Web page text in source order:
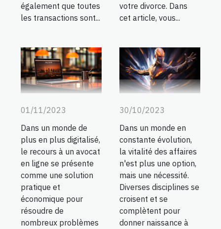
également que toutes
les transactions sont...
votre divorce. Dans
cet article, vous...
01/11/2023
Dans un monde de
plus en plus digitalisé,
le recours à un avocat
en ligne se présente
comme une solution
pratique et
économique pour
résoudre de
nombreux problèmes
30/10/2023
Dans un monde en
constante évolution,
la vitalité des affaires
n'est plus une option,
mais une nécessité.
Diverses disciplines se
croisent et se
complètent pour
donner naissance à